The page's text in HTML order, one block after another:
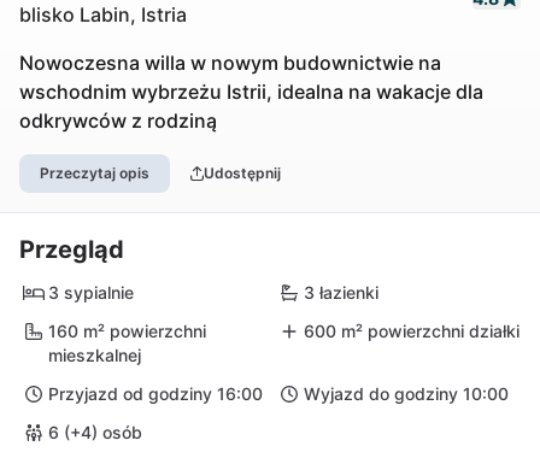
blisko Labin, Istria
Nowoczesna willa w nowym budownictwie na
wschodnim wybrzeżu Istrii, idealna na wakacje dla
odkrywców z rodziną
Przeczytaj opis Udostępnij
Przegląd
3 sypialnie
3 łazienki
160 m² powierzchni
mieszkalnej
600 m² powierzchni działki
Przyjazd od godziny 16:00
Wyjazd do godziny 10:00
6 (+4) osób